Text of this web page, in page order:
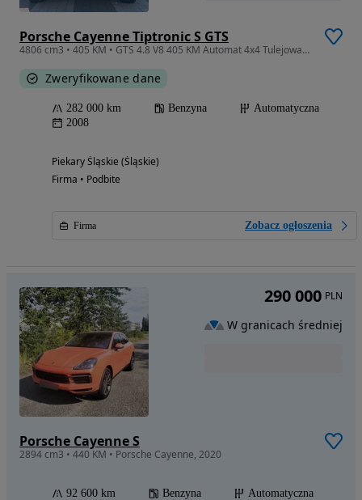
Porsche Cayenne Tiptronic S GTS
4806 cm3 • 405 KM • GTS 4.8 V8 405 KM Automat 4x4 Tulejowany
Zweryfikowane dane
282 000 km Benzyna
Automatyczna
2008
Piekary Śląskie (Śląskie)
Firma • Podbite
Firma Zobacz ogłoszenia
Porsche Cayenne S
2894 cm3 • 440 KM • Porsche Cayenne, 2020
92 600 km Benzyna
Automatyczna
290 000 PLN
W granicach średniej